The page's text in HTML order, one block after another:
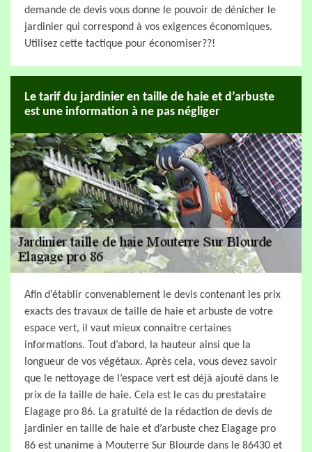
demande de devis vous donne le pouvoir de dénicher le
jardinier qui correspond à vos exigences économiques.
Utilisez cette tactique pour économiser??!
Le tarif du jardinier en taille de haie et d’arbuste
est une information à ne pas négliger
Afin d’établir convenablement le devis contenant les prix
exacts des travaux de taille de haie et arbuste de votre
espace vert, il vaut mieux connaitre certaines
informations. Tout d’abord, la hauteur ainsi que la
longueur de vos végétaux. Après cela, vous devez savoir
que le nettoyage de l’espace vert est déjà ajouté dans le
prix de la taille de haie. Cela est le cas du prestataire
Elagage pro 86. La gratuité de la rédaction de devis de
jardinier en taille de haie et d’arbuste chez Elagage pro
86 est unanime à Mouterre Sur Blourde dans le 86430 et